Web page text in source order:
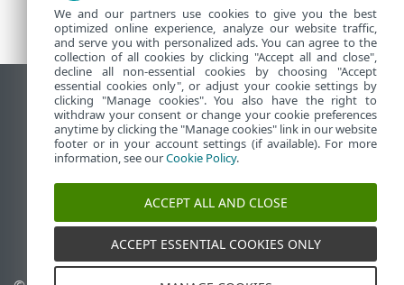
Wyświetl witrynę internetową dla
komputerów
End of Life
Baza wiedzy ESET
Forum ESET
ESET Status Portal
Pomoc regionalna
We and our partners use cookies to give you the best
optimized online experience, analyze our website traffic,
and serve you with personalized ads. You can agree to the
collection of all cookies by clicking "Accept all and close",
decline all non-essential cookies by choosing "Accept
essential cookies only", or adjust your cookie settings by
clicking "Manage cookies". You also have the right to
withdraw your consent or change your cookie preferences
anytime by clicking the "Manage cookies" link in our website
footer or in your account settings (if available). For more
information, see ourCookie Policy.
ACCEPT ALL AND CLOSE
ACCEPT ESSENTIAL COOKIES ONLY